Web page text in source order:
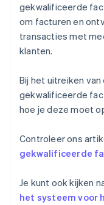
gekwalificeerde
om facturen en
transacties met
klanten.
Bij het uitreiken
gekwalificeerde
hoe je deze moet
Controleer ons
gekwalificeerde
Je kunt ook kijken
het systeem voor